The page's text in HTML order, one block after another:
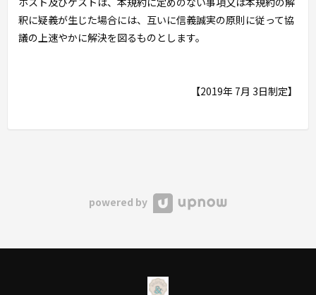
釈に疑義が生じた場合には、互いに信義誠実の原則に従って協
議の上速やかに解決を図るものとします。
【2019年 7月 3日制定】
powered by